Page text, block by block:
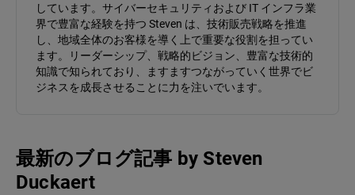
しています。サイバーセキュリティおよび IT インフラ業
界で豊富な経験を持つ Steven は、技術販売戦略を推進
し、地域全体のお客様を導く上で重要な役割を担ってい
ます。リーダーシップ、戦略的ビジョン、豊富な技術的
知識で知られており、ますますつながっていく世界でビ
ジネスを成長させることに力を注いでいます。
最新のブログ記事 by Steven
Duckaert